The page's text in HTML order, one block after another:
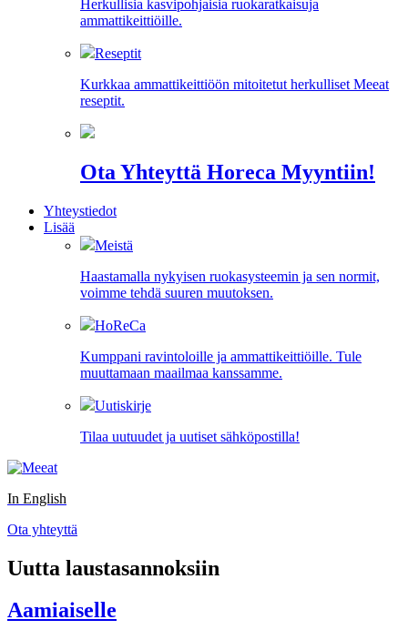
Herkullisia kasvipohjaisia ruokaratkaisuja
ammattikeittiöille.
Reseptit
Kurkkaa ammattikeittiöön mitoitetut herkulliset Meeat
reseptit.
Ota Yhteyttä Horeca Myyntiin!
Yhteystiedot
Lisää
Meistä
Haastamalla nykyisen ruokasysteemin ja sen normit,
voimme tehdä suuren muutoksen.
HoReCa
Kumppani ravintoloille ja ammattikeittiöille. Tule
muuttamaan maailmaa kanssamme.
Uutiskirje
Tilaa uutuudet ja uutiset sähköpostilla!
In English
Ota yhteyttä
Uutta laustasannoksiin
Aamiaiselle